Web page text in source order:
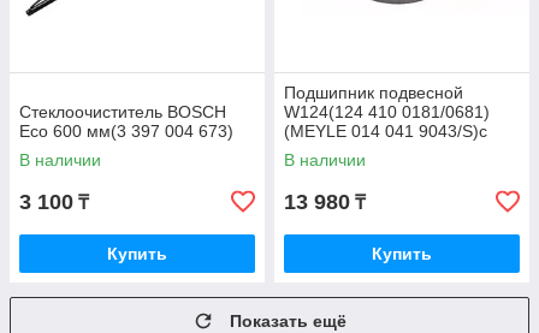
Стеклоочиститель BOSCH
Eco 600 мм(3 397 004 673)
В наличии
3 100 ₸
Купить
Подшипник подвесной
W124(124 410 0181/0681)
(MEYLE 014 041 9043/S)с
подшипником
В наличии
13 980 ₸
Купить
Показать ещё